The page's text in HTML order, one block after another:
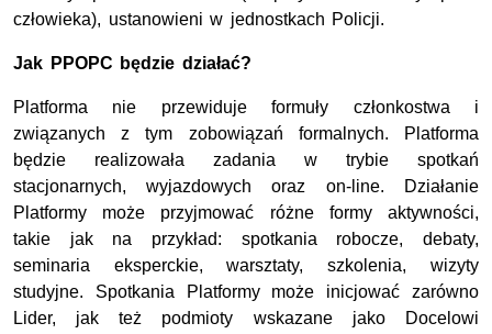
człowieka), ustanowieni w jednostkach Policji.
Jak PPOPC będzie działać?
Platforma nie przewiduje formuły członkostwa i
związanych z tym zobowiązań formalnych. Platforma
będzie realizowała zadania w trybie spotkań
stacjonarnych, wyjazdowych oraz on-line. Działanie
Platformy może przyjmować różne formy aktywności,
takie jak na przykład: spotkania robocze, debaty,
seminaria eksperckie, warsztaty, szkolenia, wizyty
studyjne. Spotkania Platformy może inicjować zarówno
Lider, jak też podmioty wskazane jako Docelowi